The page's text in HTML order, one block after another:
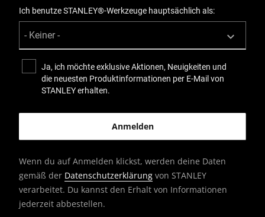
Ich benutze STANLEY®-Werkzeuge hauptsächlich als:
Ja, ich möchte exklusive Aktionen, Neuigkeiten und
die neuesten Produktinformationen per E-Mail von
STANLEY erhalten.
Wenn du auf Anmelden klickst, werden deine Daten
gemäß der Datenschutzerklärung von STANLEY
verarbeitet. Du kannst den Erhalt von Informationen
jederzeit abbestellen.